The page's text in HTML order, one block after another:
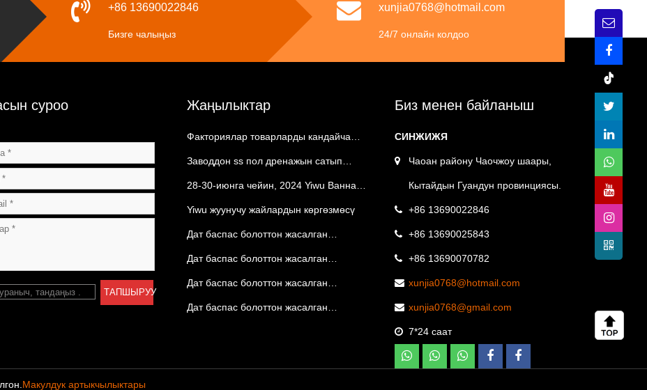
+86 13690022846
Бизге чалыңыз
xunjia0768@hotmail.com
24/7 онлайн колдоо
суроо
тандаңыз ТАПШЫРУУ
Жаңылыктар
Факториялар товарларды кандайча
жеткиришет?
Заводдон ss пол дренажын сатып
алыңыз
28-30-июнга чейин, 2024 Yiwu Ванна
көргөзмөсү
Yiwu жуунучу жайлардын көргөзмөсү
Дат баспас болоттон жасалган
дренаждарды тандоо
Дат баспас болоттон жасалган
кыртыштын кармагычын колдонуу
Дат баспас болоттон жасалган
дренаждын ар кандай стилдери
Дат баспас болоттон жасалган
Биз менен байланыш
СИНЖИЖЯ
Чаоан району Чаочжоу шаары,
Кытайдын Гуандун провинциясы.
+86 13690022846
+86 13690025843
+86 13690070782
xunjia0768@hotmail.com
xunjia0768@gmail.com
7*24 саат
Макулдук артыкчылыктары